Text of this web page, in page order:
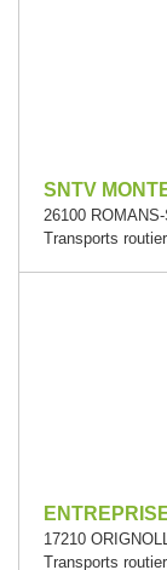
SNTV
26100
Transports
17210
Transports